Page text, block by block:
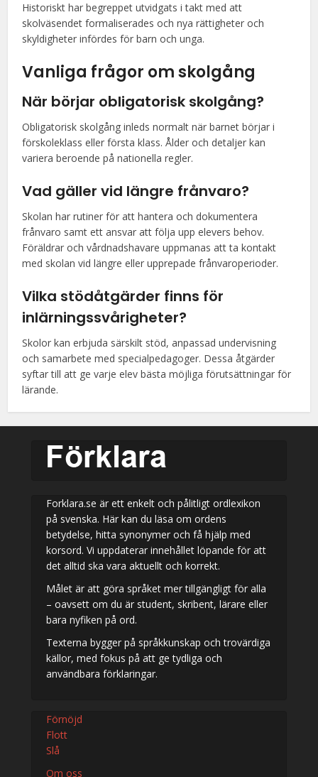
Historiskt har begreppet utvidgats i takt med att
skolväsendet formaliserades och nya rättigheter och
skyldigheter infördes för barn och unga.
Vanliga frågor omskolgång
När börjar obligatorisk skolgång?
Obligatorisk skolgång inleds normalt när barnet börjar i
förskoleklass eller första klass. Ålder och detaljer kan
variera beroende på nationella regler.
Vad gäller vid längre frånvaro?
Skolan har rutiner för att hantera och dokumentera
frånvaro samt ett ansvar att följa upp elevers behov.
Föräldrar och vårdnadshavare uppmanas att ta kontakt
med skolan vid längre eller upprepade frånvaroperioder.
Vilka stödåtgärder finns för
inlärningssvårigheter?
Skolor kan erbjuda särskilt stöd, anpassad undervisning
och samarbete med specialpedagoger. Dessa åtgärder
syftar till att ge varje elev bästa möjliga förutsättningar för
lärande.
Forklara.se är ett enkelt och pålitligt ordlexikon
på svenska. Här kan du läsa om ordens
betydelse, hitta synonymer och få hjälp med
korsord. Vi uppdaterar innehållet löpande för att
det alltid ska vara aktuellt och korrekt.
Målet är att göra språket mer tillgängligt för alla
– oavsett om du är student, skribent, lärare eller
bara nyfiken på ord.
Texterna bygger på språkkunskap och trovärdiga
källor, med fokus på att ge tydliga och
användbara förklaringar.
Förnöjd
Flott
Slå
Om oss